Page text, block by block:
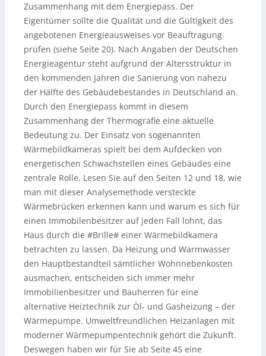
Zusammenhang mit dem Energiepass. Der
Eigentümer sollte die Qualität und die Gültigkeit des
angebotenen Energieausweises vor Beauftragung
prüfen (siehe Seite 20). Nach Angaben der Deutschen
Energieagentur steht aufgrund der Altersstruktur in
den kommenden Jahren die Sanierung von nahezu
der Hälfte des Gebäudebestandes in Deutschland an.
Durch den Energiepass kommt in diesem
Zusammenhang der Thermografie eine aktuelle
Bedeutung zu. Der Einsatz von sogenannten
Wärmebildkameras spielt bei dem Aufdecken von
energetischen Schwachstellen eines Gebäudes eine
zentrale Rolle. Lesen Sie auf den Seiten 12 und 18, wie
man mit dieser Analysemethode versteckte
Wärmebrücken erkennen kann und warum es sich für
einen Immobilenbesitzer auf jeden Fall lohnt, das
Haus durch die #Brille# einer Wärmebildkamera
betrachten zu lassen. Da Heizung und Warmwasser
den Hauptbestandteil sämtlicher Wohnnebenkosten
ausmachen, entscheiden sich immer mehr
Immobilienbesitzer und Bauherren für eine
alternative Heiztechnik zur Öl- und Gasheizung – der
Wärmepumpe. Umweltfreundlichen Heizanlagen mit
moderner Wärmepumpentechnik gehört die Zukunft.
Deswegen haben wir für Sie ab Seite 45 eine